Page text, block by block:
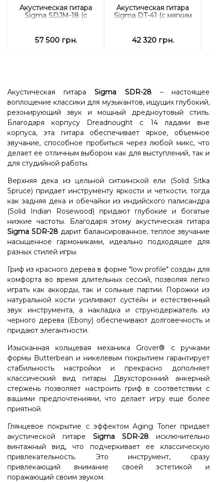
Акустическая гитара
Sigma SDJM-18 (с
57 500 грн.
Акустическая гитара
Sigma DT-41 (с мягким
42 320 грн.
Акустическая гитараSigma SDR-28– настоящее
воплощение классики для музыкантов, ищущих глубокий,
резонирующий звук и мощный дредноутовый стиль.
Благодаря корпусу Dreadnought с 14 ладами вне
корпуса, эта гитара обеспечивает яркое, объемное
звучание, способное пробиться через любой микс, что
делает ее отличным выбором как для выступлений, так и
для студийной работы.
Верхняя дека из цельной ситхинской ели (Solid Sitka
Spruce) придает инструменту яркости и четкости, тогда
как задняя дека и обечайки из индийского палисандра
(Solid Indian Rosewood) придают глубокие и богатые
низкие частоты. Благодаря этому акустическая гитара
Sigma SDR-28 дарит балансированное, теплое звучание
насыщенное гармониками, идеально подходящее для
разных стилей игры.
Гриф из красного дерева в форме "low profile" создан для
комфорта во время длительных сессий, позволяя легко
играть как аккорды, так и сольные партии. Порожки из
натуральной кости усиливают сустейн и естественный
звук инструмента, а накладка и струнодержатель из
черного дерева (Ebony) обеспечивают долговечность и
придают элегантности.
Изысканная кольцевая механика Grover® с ручками
формы Butterbean и никелевым покрытием гарантирует
стабильность настройки и прекрасно дополняет
классический вид гитары. Двухсторонний анкерный
стержень позволяет настроить гриф в соответствии с
вашими предпочтениями, что делает игру еще более
приятной.
Глянцевое покрытие с эффектом Aging Toner придает
акустической гитаре Sigma SDR-28 исключительно
винтажный вид, что подчеркивает ее классическую
привлекательность. Это инструмент, сразу
привлекающий внимание своей эстетикой и
поражающий своим звуком.